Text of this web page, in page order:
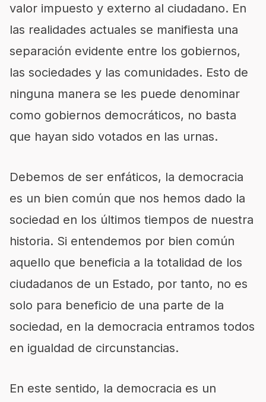
valor impuesto y externo al ciudadano. En
las realidades actuales se manifiesta una
separación evidente entre los gobiernos,
las sociedades y las comunidades. Esto de
ninguna manera se les puede denominar
como gobiernos democráticos, no basta
que hayan sido votados en las urnas.
Debemos de ser enfáticos, la democracia
es un bien común que nos hemos dado la
sociedad en los últimos tiempos de nuestra
historia. Si entendemos por bien común
aquello que beneficia a la totalidad de los
ciudadanos de un Estado, por tanto, no es
solo para beneficio de una parte de la
sociedad, en la democracia entramos todos
en igualdad de circunstancias.
En este sentido, la democracia es un